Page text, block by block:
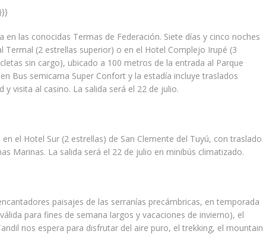
en las conocidas Termas de Federación. Siete días y cinco noches
Termal (2 estrellas superior) o en el Hotel Complejo Irupé (3
sin cargo), ubicado a 100 metros de la entrada al Parque
Bus semicama Super Confort y la estadía incluye traslados
y visita al casino. La salida será el 22 de julio.
el Hotel Sur (2 estrellas) de San Clemente del Tuyú, con traslado
Marinas. La salida será el 22 de julio en minibús climatizado.
paisajes de las serranías precámbricas, en temporada
para fines de semana largos y vacaciones de invierno), el
nos espera para disfrutar del aire puro, el trekking, el mountain